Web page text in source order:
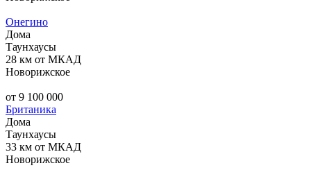
Онегино
Дома
Таунхаусы
28 км от МКАД
Новорижское
от 9 100 000
Британика
Дома
Таунхаусы
33 км от МКАД
Новорижское